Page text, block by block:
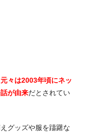
元々は2003年頃にネッ
が由来だとされてい
グッズや服を躊躇な